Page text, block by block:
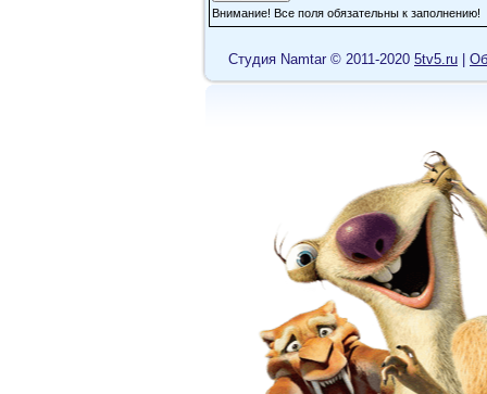
Внимание! Все поля обязательны к заполнению!
Cтудия Namtar © 2011-2020 5tv5.ru